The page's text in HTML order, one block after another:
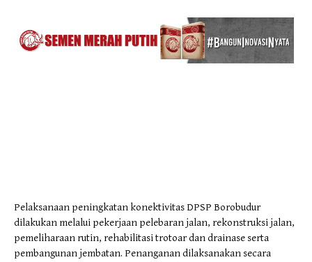
Pelaksanaan peningkatan konektivitas DPSP Borobudur
dilakukan melalui pekerjaan pelebaran jalan, rekonstruksi jalan,
pemeliharaan rutin, rehabilitasi trotoar dan drainase serta
pembangunan jembatan. Penanganan dilaksanakan secara